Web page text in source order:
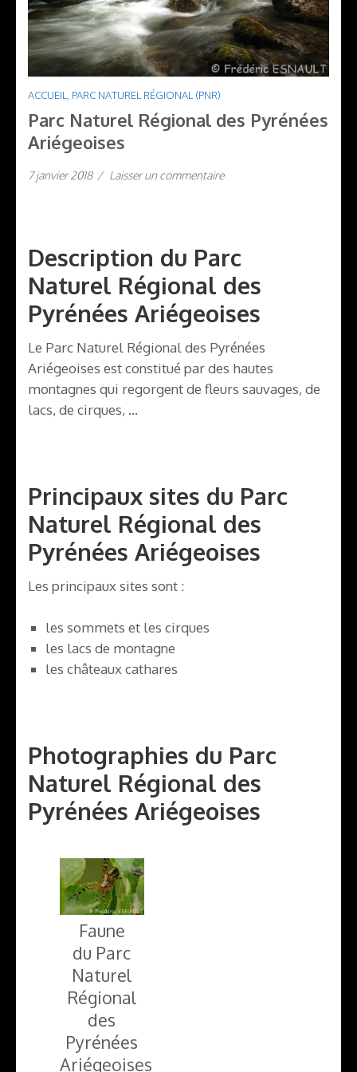
ACCUEIL, PARC NATUREL RÉGIONAL (PNR)
Parc Naturel Régional des Pyrénées
Ariégeoises
7 janvier 2018 / Laisser un commentaire
Description du Parc
Naturel Régional des
Pyrénées Ariégeoises
Le Parc Naturel Régional des Pyrénées
Ariégeoises est constitué par des hautes
montagnes qui regorgent de fleurs sauvages, de
lacs, de cirques, …
Principaux sites du Parc
Naturel Régional des
Pyrénées Ariégeoises
Les principaux sites sont :
les sommets et les cirques
les lacs de montagne
les châteaux cathares
Photographies du Parc
Naturel Régional des
Pyrénées Ariégeoises
Faune
du Parc
Naturel
Régional
des
Pyrénées
Ariégeoises